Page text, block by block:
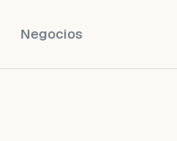
Negocios